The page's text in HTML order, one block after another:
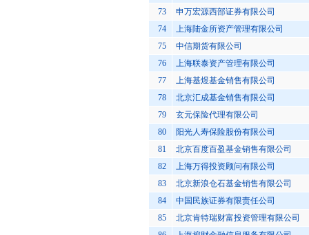
73
申万宏源西部证券有限公司
74
上海陆金所资产管理有限公司
75
中信期货有限公司
76
上海联泰资产管理有限公司
77
上海基煜基金销售有限公司
78
北京汇成基金销售有限公司
79
玄元保险代理有限公司
80
阳光人寿保险股份有限公司
81
北京百度百盈基金销售有限公司
82
上海万得投资顾问有限公司
83
北京新浪仓石基金销售有限公司
84
中国民族证券有限责任公司
85
北京肯特瑞财富投资管理有限公司